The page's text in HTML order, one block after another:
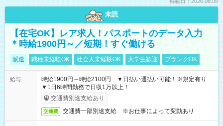
未読
【在宅OK】レア求人！パスポートのデータ入力
＊時給1900円～／短期！すぐ働ける
派遣 職種未経験OK 社会人未経験OK 大学生歓迎 ブランクOK
給与
時給1900円～時給2100円 ▼日払い週払い可能！※規定有り
▼1日6時間勤務で日収1万以上！
交通費別途支給あり
交通費 交通費一部別途支給 ※お仕事によって変動あり